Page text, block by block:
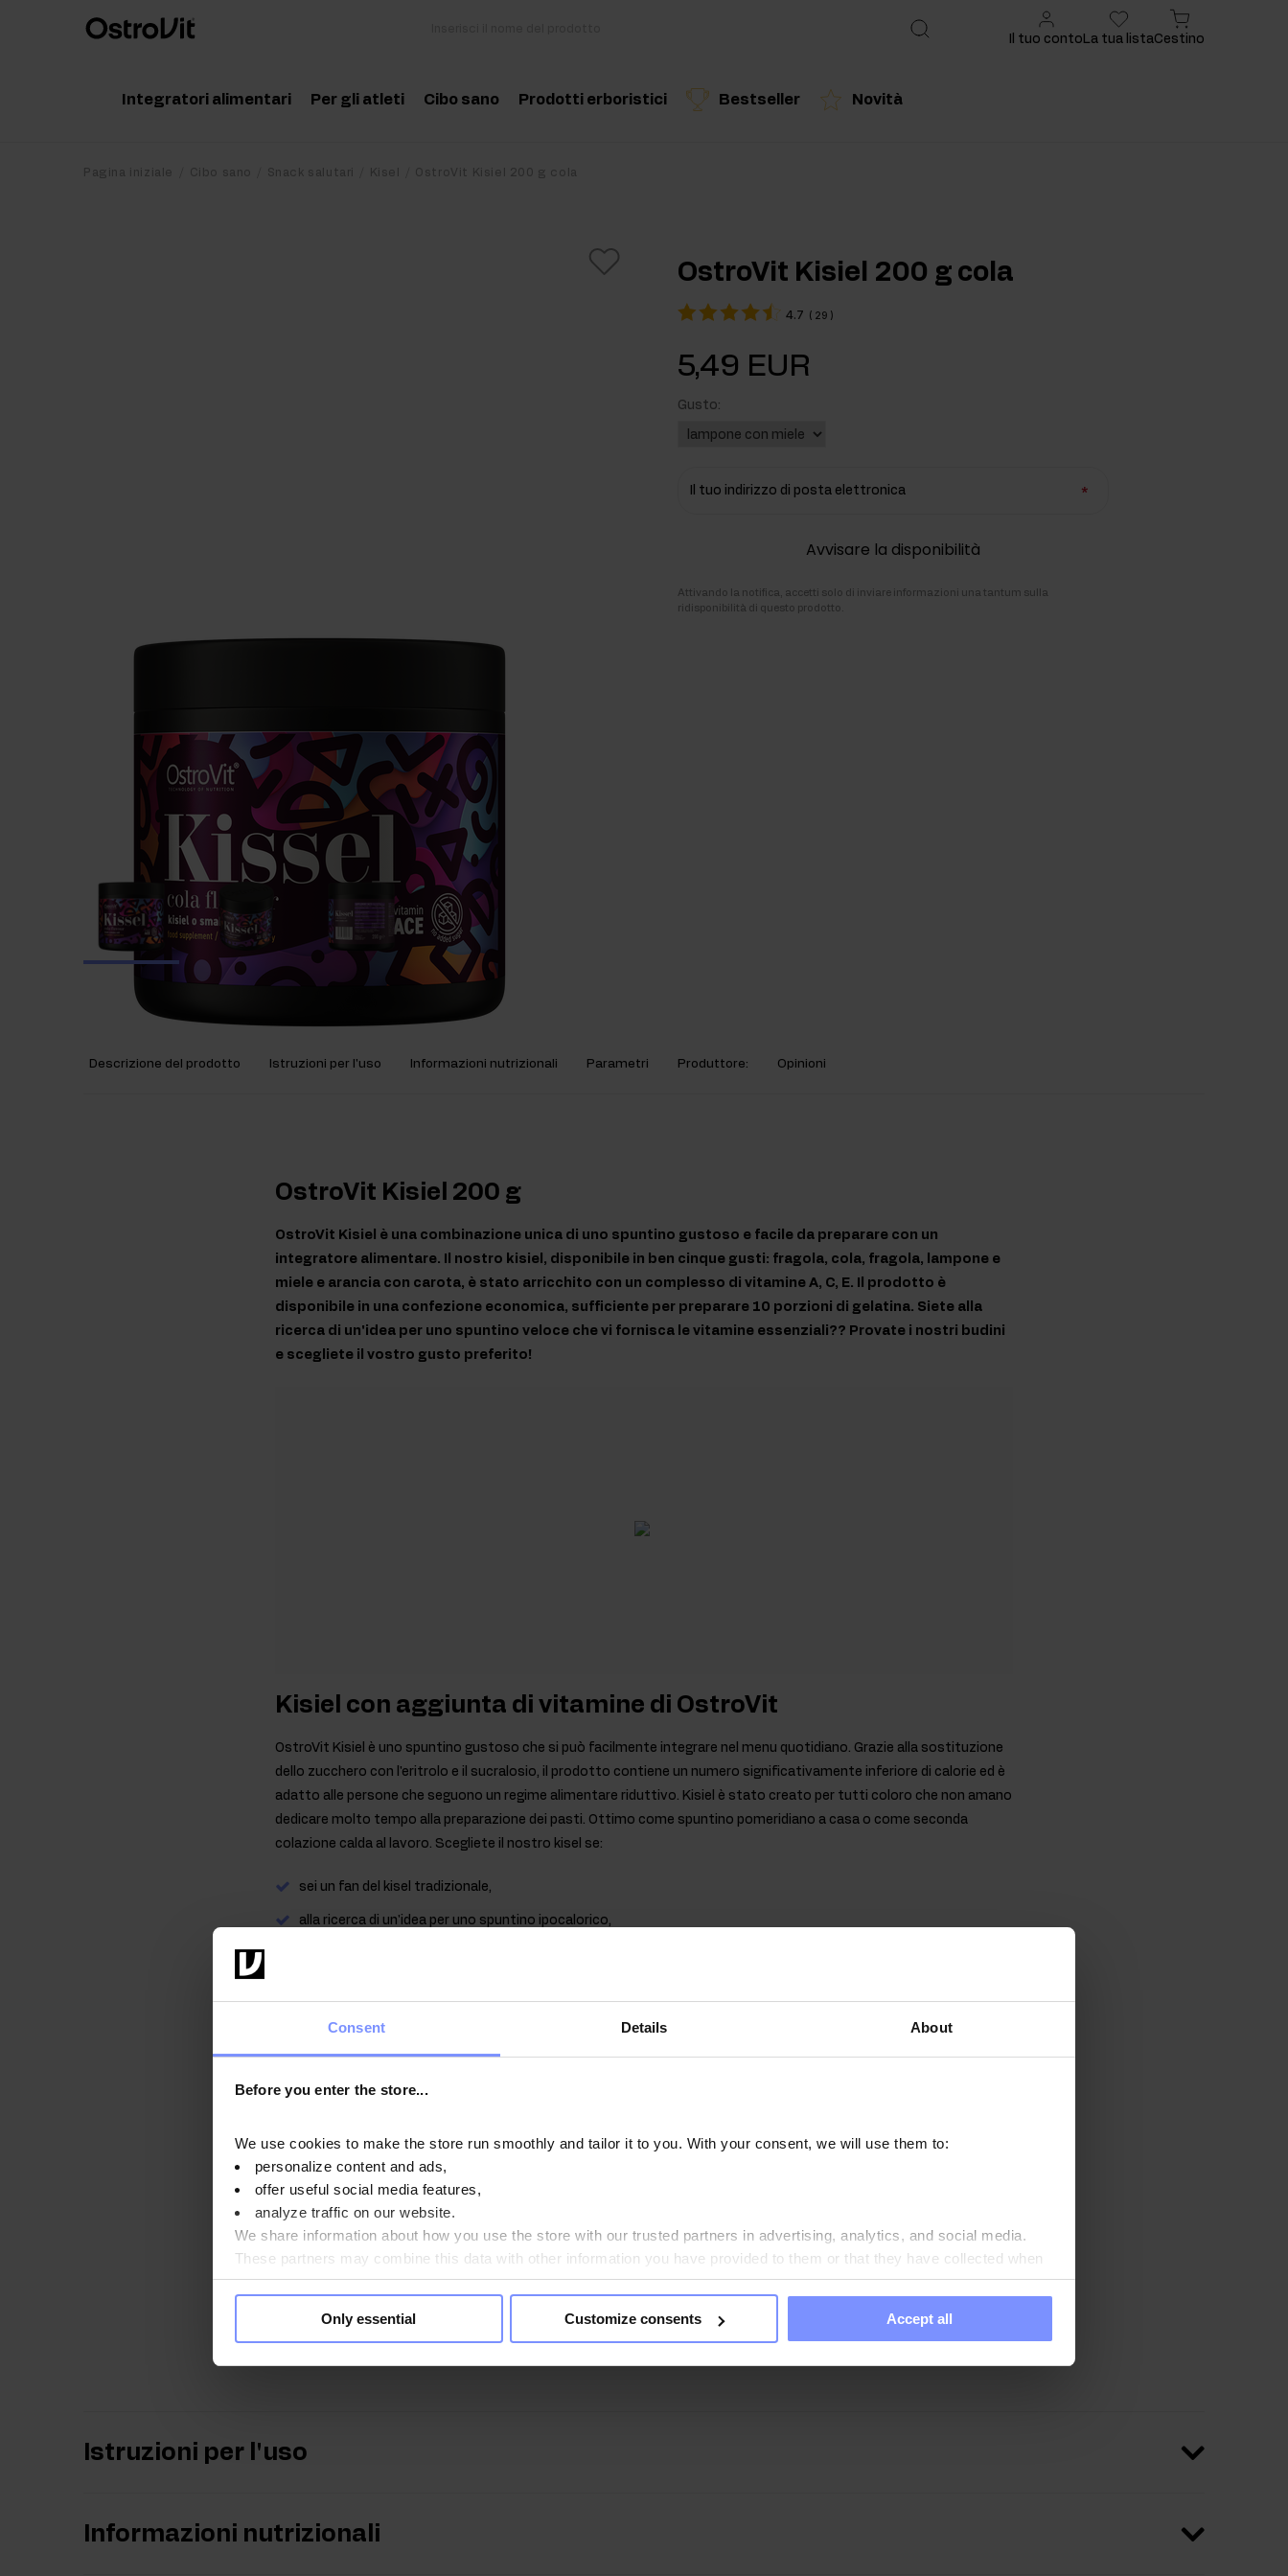
Consent Details About
Before you enter the store...
We use cookies to make the store run smoothly and tailor it to you. With your consent, we will use them to:
personalize content and ads,
offer useful social media features,
analyze traffic on our website.
We share information about how you use the store with our trusted partners in advertising, analytics, and social media.
These partners may combine this data with other information you have provided to them or that they have collected when
you use their services. Do you agree?
Only essential Customize consents Accept all
Integratori alimentari
Prodotto consigliato
Per gli atleti Cibo sano
Burro di Frutta Secca
Prodotti erboristici Bestseller Novità
Il tuo conto La tua listaCestino
Pagina iniziale Cibo sano Snack salutari Kisel OstroVit Kisiel 200 g cola
OstroVit Kisiel 200 g cola
4.7 ( 29 )
5,49 EUR
Gusto:
Il tuo indirizzo di posta elettronica
Avvisare la disponibilità
Attivando la notifica, accetti solo di inviare informazioni una tantum sulla
ridisponibilità di questo prodotto.
Descrizione del prodotto Istruzioni per l'uso Informazioni nutrizionali Parametri Produttore: Opinioni
OstroVit Kisiel 200 g
OstroVit Kisiel è una combinazione unica di uno spuntino gustoso e facile da preparare con un
integratore alimentare. Il nostro kisiel, disponibile in ben cinque gusti: fragola, cola, fragola, lampone e
miele e arancia con carota, è stato arricchito con un complesso di vitamine A, C, E. Il prodotto è
disponibile in una confezione economica, sufficiente per preparare 10 porzioni di gelatina. Siete alla
ricerca di un'idea per uno spuntino veloce che vi fornisca le vitamine essenziali?? Provate i nostri budini
e scegliete il vostro gusto preferito!
Kisiel con aggiunta di vitamine di OstroVit
OstroVit Kisiel è uno spuntino gustoso che si può facilmente integrare nel menu quotidiano. Grazie alla sostituzione
dello zucchero con l'eritrolo e il sucralosio, il prodotto contiene un numero significativamente inferiore di calorie ed è
adatto alle persone che seguono un regime alimentare riduttivo. Kisiel è stato creato per tutti coloro che non amano
dedicare molto tempo alla preparazione dei pasti. Ottimo come spuntino pomeridiano a casa o come seconda
colazione calda al lavoro. Scegliete il nostro kisel se:
sei un fan del kisel tradizionale,
alla ricerca di un'idea per uno spuntino ipocalorico,
volete migliorare il vostro sistema immunitario.
I punti salienti del nostro kisel:
AMPIA SCELTA DI GUSTI
gusto di frutta, come fragola o fragola, o per combinazioni di sapori più originali, come cola, lampone e miele o
arancia e carota.
SENZA ZUCCHERI AGGIUNTI
- Il nostro prodotto non contiene zucchero. Per offrire un gusto dolce, abbiamo
snack.
IMBALLAGGIO ECONOMICO
- OstroVit Kisiel è disponibile in una confezione sufficiente a preparare 10 porzioni
Istruzioni per l'uso
Informazioni nutrizionali